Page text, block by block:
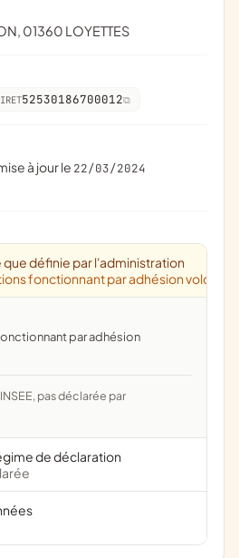
01360 LOYETTES
52530186700012
à jour le 22/03/2024
définie par l'administration
fonctionnant par adhésion
par adhésion
de déclaration